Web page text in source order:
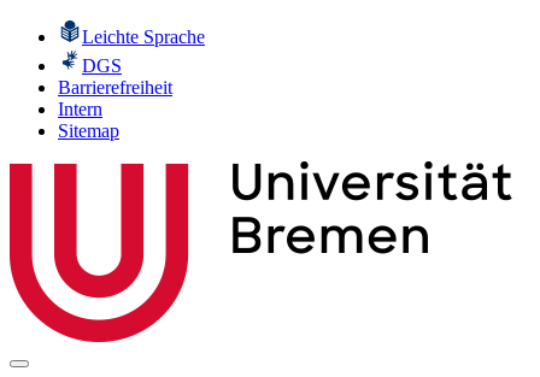
Leichte Sprache
DGS
Barrierefreiheit
Intern
Sitemap